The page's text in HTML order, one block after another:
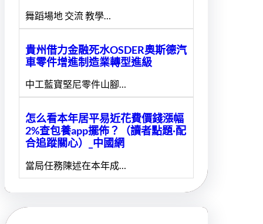
舞蹈場地 交流 教學…
貴州借力金融死水OSDER奧斯德汽
車零件增進制造業轉型進級
中工藍寶堅尼零件山腳…
怎么看本年居平易近花費價錢漲幅
2%查包養app擺佈？（讀者點題·配
合追蹤關心）_中國網
當局任務陳述在本年成…